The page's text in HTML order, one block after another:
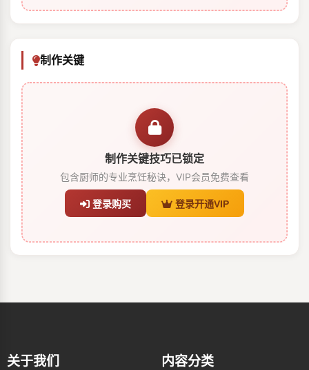
制作关键
制作关键技巧已锁定
包含厨师的专业烹饪秘诀，VIP会员免费查看
登录购买 登录开通VIP
关于我们 内容分类